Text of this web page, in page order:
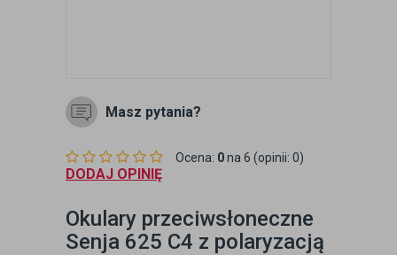
Masz pytania?
Ocena: 0na 6 (opinii: 0)
DODAJ OPINIĘ
Okulary przeciwsłoneczne
Senja 625 C4 z polaryzacją